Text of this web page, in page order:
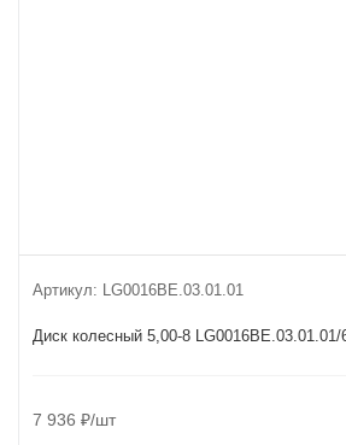
Артикул: LG0016BE.03.01.01
Диск колесный 5,00-8 LG0016BE.03.01.01/
7 936 ₽/шт